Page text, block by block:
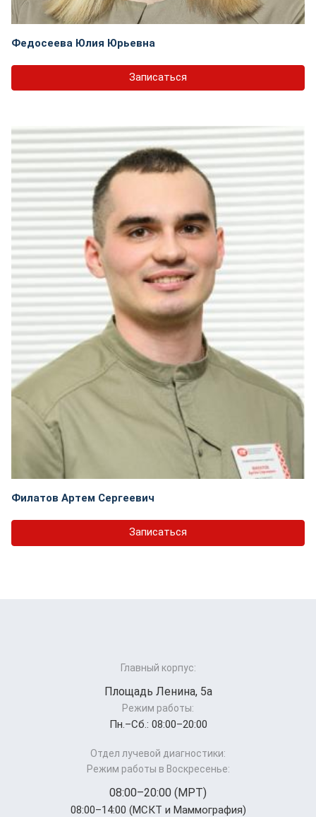
Федосеева Юлия Юрьевна
Записаться
Филатов Артем Сергеевич
Записаться
Главный корпус:
Площадь Ленина, 5а
Режим работы:
Пн.–Cб.: 08:00–20:00
Отдел лучевой диагностики:
Режим работы в Воскресенье:
08:00–20:00 (МРТ)
08:00–14:00 (МСКТ и Маммография)